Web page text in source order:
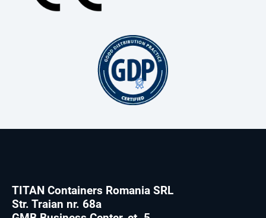
TITAN Containers Romania SRL
Str. Traian nr. 68a